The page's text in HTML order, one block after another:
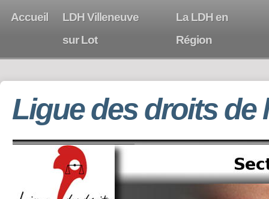
Accueil
LDH Villeneuve
sur Lot
La LDH en
Région
Ligue des droits de